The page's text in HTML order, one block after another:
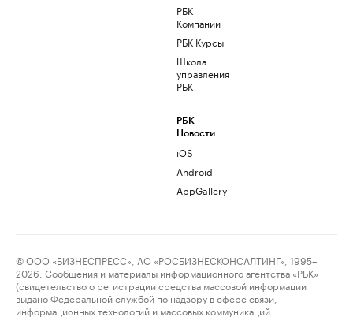
РБК
Компании
РБК Курсы
Школа
управления
РБК
РБК
Новости
iOS
Android
AppGallery
© ООО «БИЗНЕСПРЕСС», АО «РОСБИЗНЕСКОНСАЛТИНГ», 1995–
2026. Сообщения и материалы информационного агентства «РБК»
(свидетельство о регистрации средства массовой информации
выдано Федеральной службой по надзору в сфере связи,
информационных технологий и массовых коммуникаций